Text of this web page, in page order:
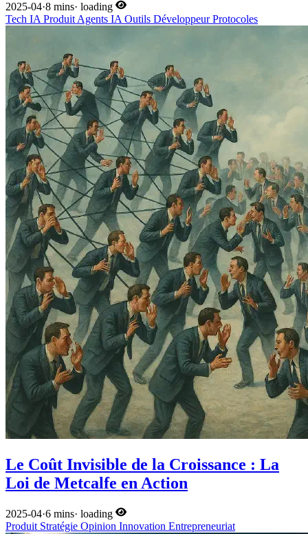
2025-04·8 mins· loading
Tech IA Produit Agents IA Outils DéveloppeurProtocoles
Le Coût Invisible de la Croissance : La
Loi de Metcalfe en Action
2025-04·6 mins· loading
Produit Stratégie Opinion Innovation Entrepreneuriat